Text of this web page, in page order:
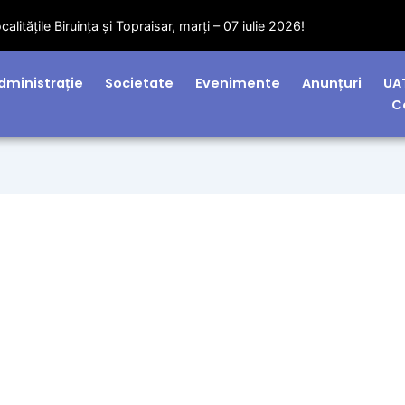
Biruința și Topraisar, marți – 07 iulie 2026!
Societate Evenimente Anunțuri